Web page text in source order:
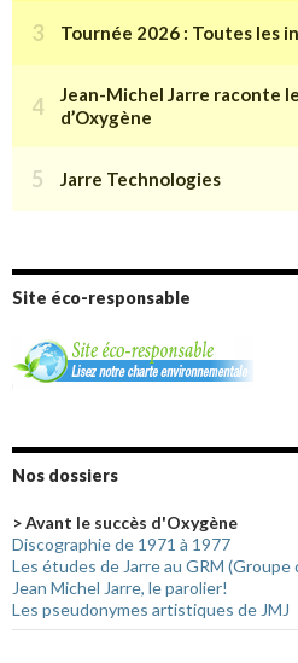
Site éco-responsable
Nos dossiers
> Avant le succès d'Oxygène
Discographie de 1971 à 1977
Les études de Jarre au GRM (Groupe
Jean Michel Jarre, le parolier!
Les pseudonymes artistiques de JMJ